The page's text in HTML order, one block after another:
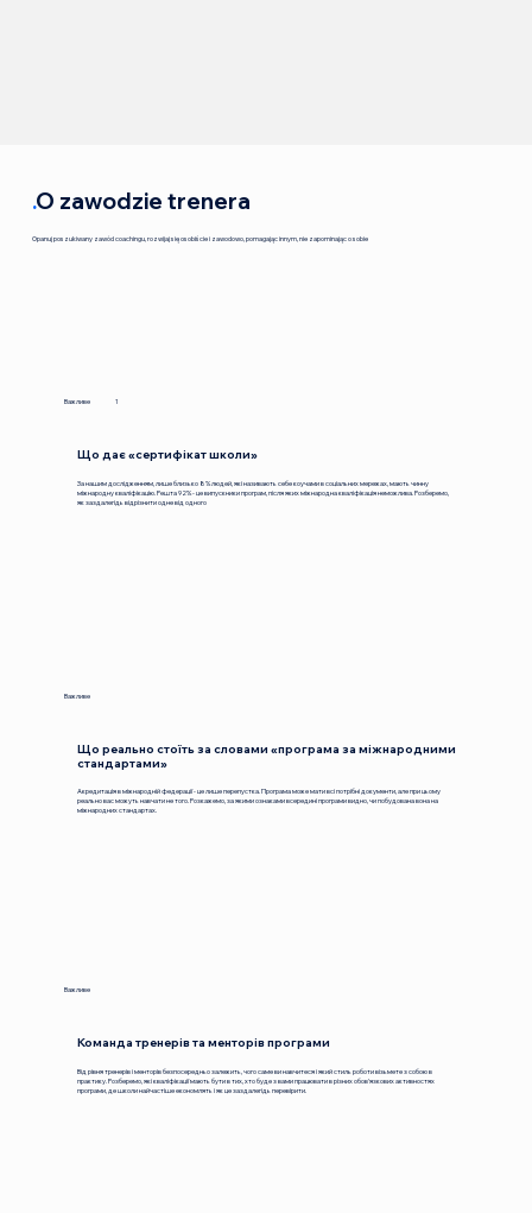
.O zawodzie trenera
Opanuj poszukiwany zawód coachingu, rozwijaj się osobiście i zawodowo, pomagając innym, nie zapominając o sobie
Важливе №1
Що дає «сертифікат школи»
За нашим дослідженням, лише близько 8% людей, які називають себе коучами в соціальних мережах, мають чинну
міжнародну кваліфікацію. Решта 92% - це випускники програм, після яких міжнародна кваліфікація неможлива. Розберемо,
як заздалегідь відрізнити одне від одного
Важливе
Що реально стоїть за словами «програма за міжнародними
стандартами»
Акредитація в міжнародній федерації - це лише перепустка. Програма може мати всі потрібні документи, але при цьому
реально вас можуть навчати не того. Розкажемо, за якими ознаками всередині програми видно, чи побудована вона на
міжнародних стандартах.
Важливе
Команда тренерів та менторів програми
Від рівня тренерів і менторів безпосередньо залежить, чого саме ви навчитеся і який стиль роботи візьмете з собою в
практику. Розберемо, які кваліфікації мають бути в тих, хто буде з вами працювати в різних обов'язкових активностях
програми, де школи найчастіше економлять і як це заздалегідь перевірити.